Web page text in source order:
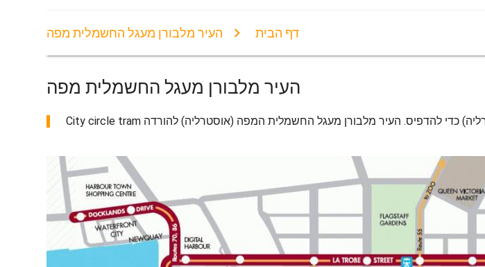
דף הבית העיר מלבורן מעגל החשמלית מפה
העיר מלבורן מעגל החשמלית מפה